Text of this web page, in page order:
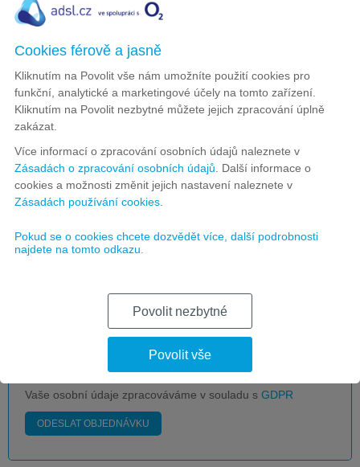
0 Kč
Fyzická osoba Firma
Jméno *
Příjmení *
Vyplněním rodného čísla a adresy umístění internetu
výrazně urychlíte dokončení objednávky.
chci urychlit komunikaci
Vaše osobní údaje zpracováváme v souladu s GDPR
ODESLAT OBJEDNÁVKU
Cookies férově a jasně
Kliknutím na Povolit vše nám umožníte použití cookies pro
funkční, analytické a marketingové účely na tomto zařízení.
Kliknutím na Povolit nezbytné můžete jejich zpracování úplně
zakázat.
Více informací o zpracování osobních údajů naleznete v
Zásadách o zpracování osobních údajů . Další informace o
cookies a možnosti změnit jejich nastavení naleznete v
Zásadách používání cookies.
Pokud se o cookies chcete dozvědět více, další podrobnosti
najdete na tomto odkazu.
Povolit nezbytné
Povolit vše